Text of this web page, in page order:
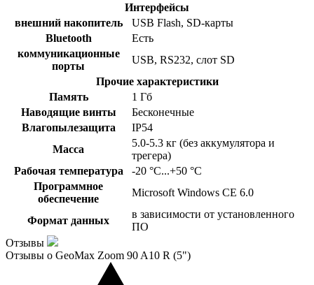
Интерфейсы
внешний накопитель
USB Flash, SD-карты
Bluetooth
Есть
коммуникационные
порты
USB, RS232, слот SD
Прочие характеристики
Память
1 Гб
Наводящие винты
Бесконечные
Влагопылезащита
IP54
Масса
5.0-5.3 кг (без аккумулятора и
трегера)
Рабочая температура
-20 °С...+50 °С
Программное
обеспечение
Microsoft Windows CE 6.0
Формат данных
в зависимости от установленного
ПО
Отзывы
Отзывы о GeoMax Zoom 90 A10 R (5")